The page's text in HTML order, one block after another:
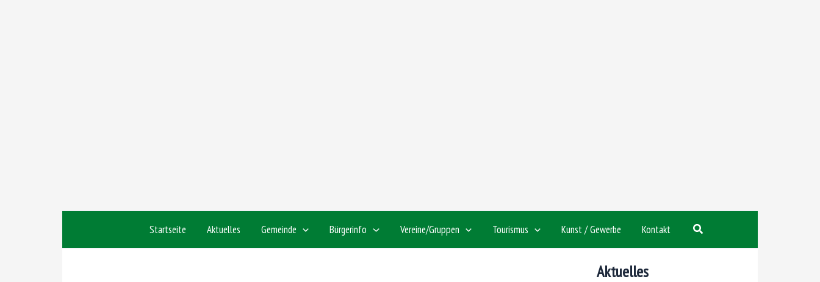
Startseite Aktuelles Gemeinde Bürgerinfo Vereine/Gruppen Tourismus Kunst / Gewerbe Kontakt Suchen
Aktuelles